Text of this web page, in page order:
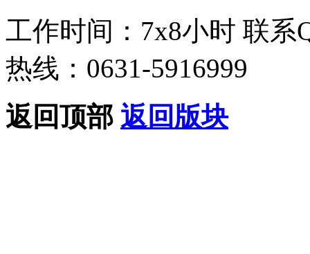
工作时间：7x8小时 联系
热线：0631-5916999
返回顶部 返回版块